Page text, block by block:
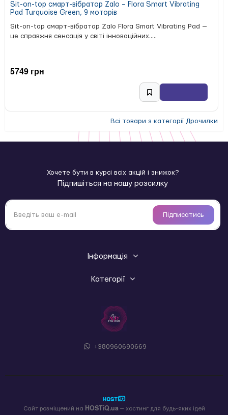
Sit-on-top смарт-вібратор Zalo – Flora Smart Vibrating
Pad Turquoise Green, 9 моторів
Sit-on-top смарт-вібратор Zalo Flora Smart Vibrating Pad —
це справжня сенсація у світі інноваційних.....
5749 грн
Всі товари з категорії Дрочилки
Хочете бути в курсі всіх акцій і знижок?
Підпишіться на нашу розсилку
Підписатись
Інформація
Категорії
+380960690669
Сайт розміщений на HOSTiQ.ua— хостинг для будь-яких ідей